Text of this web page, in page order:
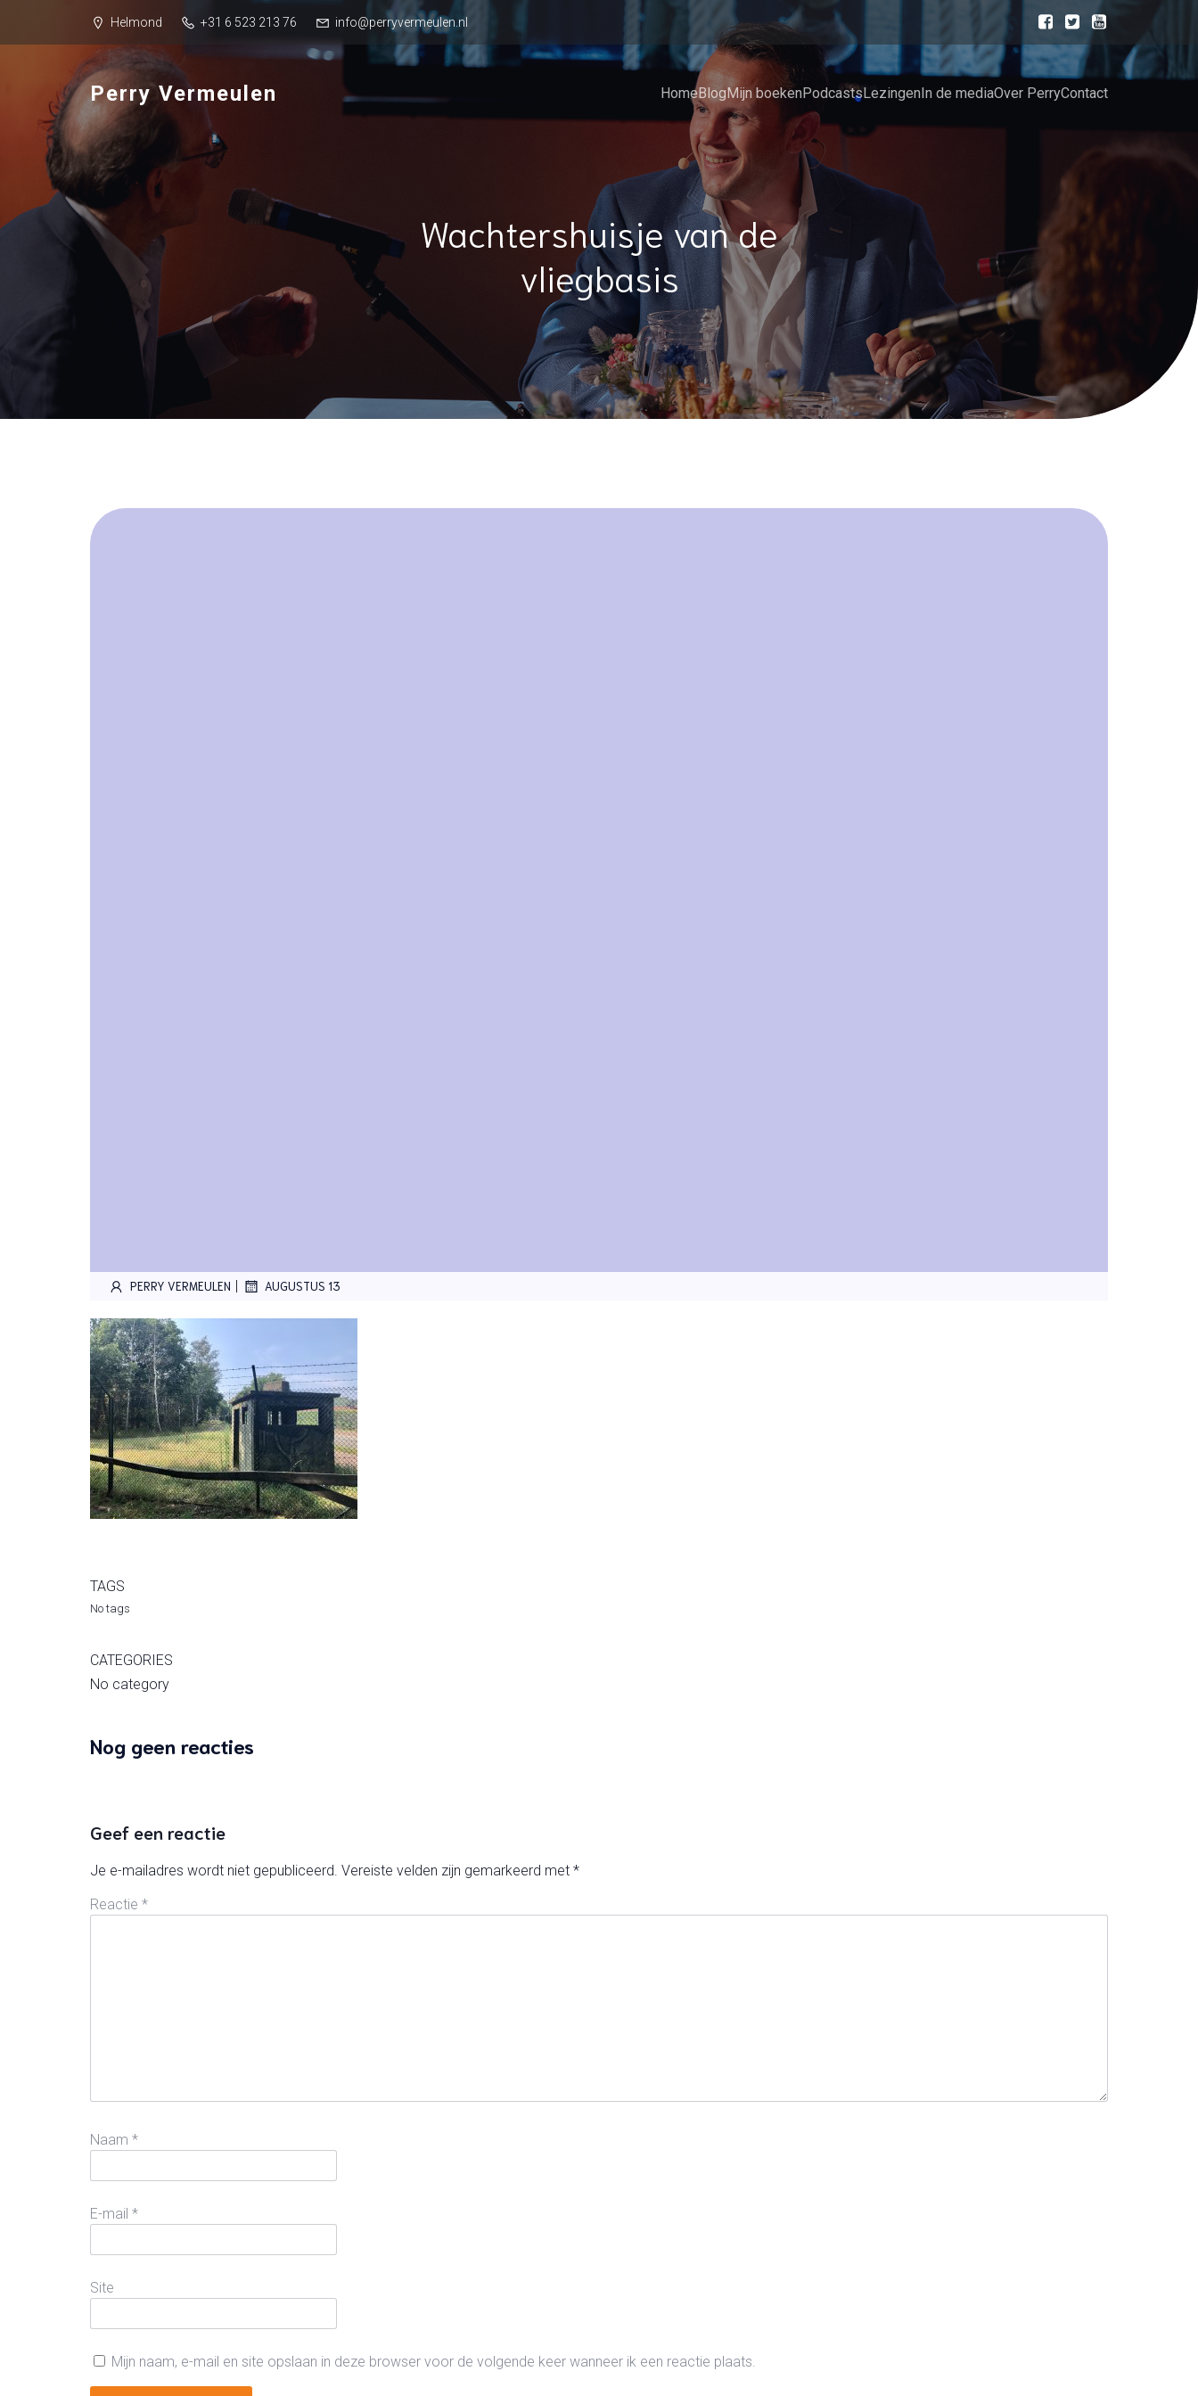
Helmond +31 6 523 213 76 info@perryvermeulen.nl
Perry Vermeulen HomeBlogMijn boekenPodcastsLezingenIn de mediaOver PerryContact
Wachtershuisje van de
vliegbasis
PERRY VERMEULEN | AUGUSTUS 13
TAGS
No tags
CATEGORIES
No category
Nog geen reacties
Geef een reactie
Je e-mailadres wordt niet gepubliceerd. Vereiste velden zijn gemarkeerd met *
Reactie *
Naam *
E-mail *
Site
Mijn naam, e-mail en site opslaan in deze browser voor de volgende keer wanneer ik een reactie plaats.